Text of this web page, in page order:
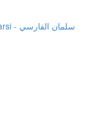
10. Vocabulario: Salman al-Farsi - سلمان الفارسي